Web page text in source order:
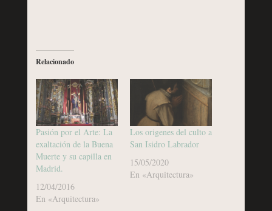
Relacionado
Pasión por el Arte: La
exaltación de la Buena
Muerte y su capilla en
Madrid.
12/04/2016
En «Arquitectura»
Los origenes del culto a
San Isidro Labrador
15/05/2020
En «Arquitectura»